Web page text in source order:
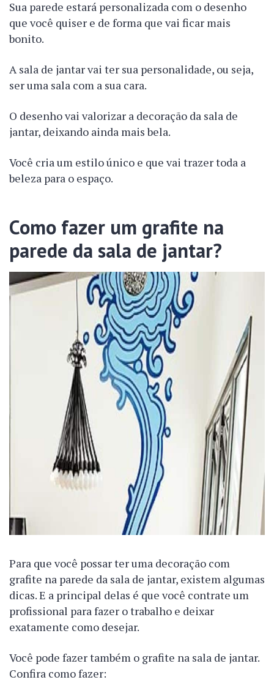
Sua parede estará personalizada com o desenho
que você quiser e de forma que vai ficar mais
bonito.
A sala de jantar vai ter sua personalidade, ou seja,
ser uma sala com a sua cara.
O desenho vai valorizar a decoração da sala de
jantar, deixando ainda mais bela.
Você cria um estilo único e que vai trazer toda a
beleza para o espaço.
Como fazer um grafite na
parede da sala de jantar?
Para que você possar ter uma decoração com
grafite na parede da sala de jantar, existem algumas
dicas. E a principal delas é que você contrate um
profissional para fazer o trabalho e deixar
exatamente como desejar.
Você pode fazer também o grafite na sala de jantar.
Confira como fazer: